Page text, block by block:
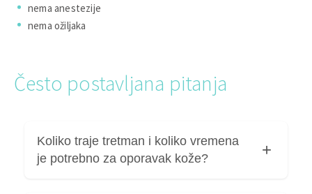
nema anestezije
nema ožiljaka
Često postavljana pitanja
Koliko traje tretman i koliko vremena
je potrebno za oporavak kože?